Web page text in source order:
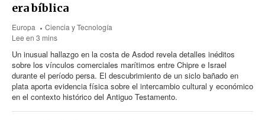
era bíblica
Europa
Ciencia y Tecnología
Lee en 3 mins
Un inusual hallazgo en la costa de Asdod revela detalles inéditos
sobre los vínculos comerciales marítimos entre Chipre e Israel
durante el período persa. El descubrimiento de un siclo bañado en
plata aporta evidencia física sobre el intercambio cultural y económico
en el contexto histórico del Antiguo Testamento.